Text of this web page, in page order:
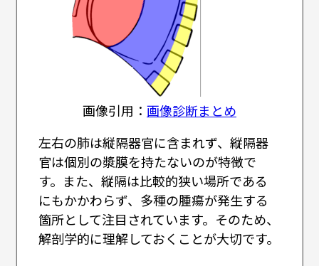
画像引用： 画像診断まとめ
左右の肺は縦隔器官に含まれず、縦隔器
官は個別の漿膜を持たないのが特徴で
す。また、縦隔は比較的狭い場所である
にもかかわらず、多種の腫瘍が発生する
箇所として注目されています。そのため、
解剖学的に理解しておくことが大切です。